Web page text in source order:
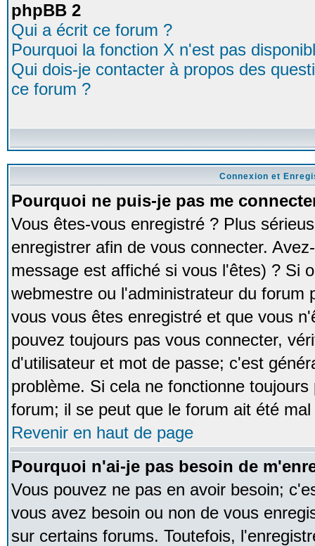
phpBB 2
Qui a écrit ce forum ?
Pourquoi la fonction X n'est pas
Qui dois-je contacter à propos des
ce forum ?
Connexion et
Pourquoi ne puis-je pas me
Vous êtes-vous enregistré ? Plus
enregistrer afin de vous connecter.
message est affiché si vous l'êtes) ? Si
webmestre ou l'administrateur du forum
vous vous êtes enregistré et que vous
pouvez toujours pas vous connecter,
d'utilisateur et mot de passe; c'est
problème. Si cela ne fonctionne
forum; il se peut que le forum ait été
Revenir en haut de page
Pourquoi n'ai-je pas besoin de
Vous pouvez ne pas en avoir besoin;
vous avez besoin ou non de vous
sur certains forums. Toutefois,